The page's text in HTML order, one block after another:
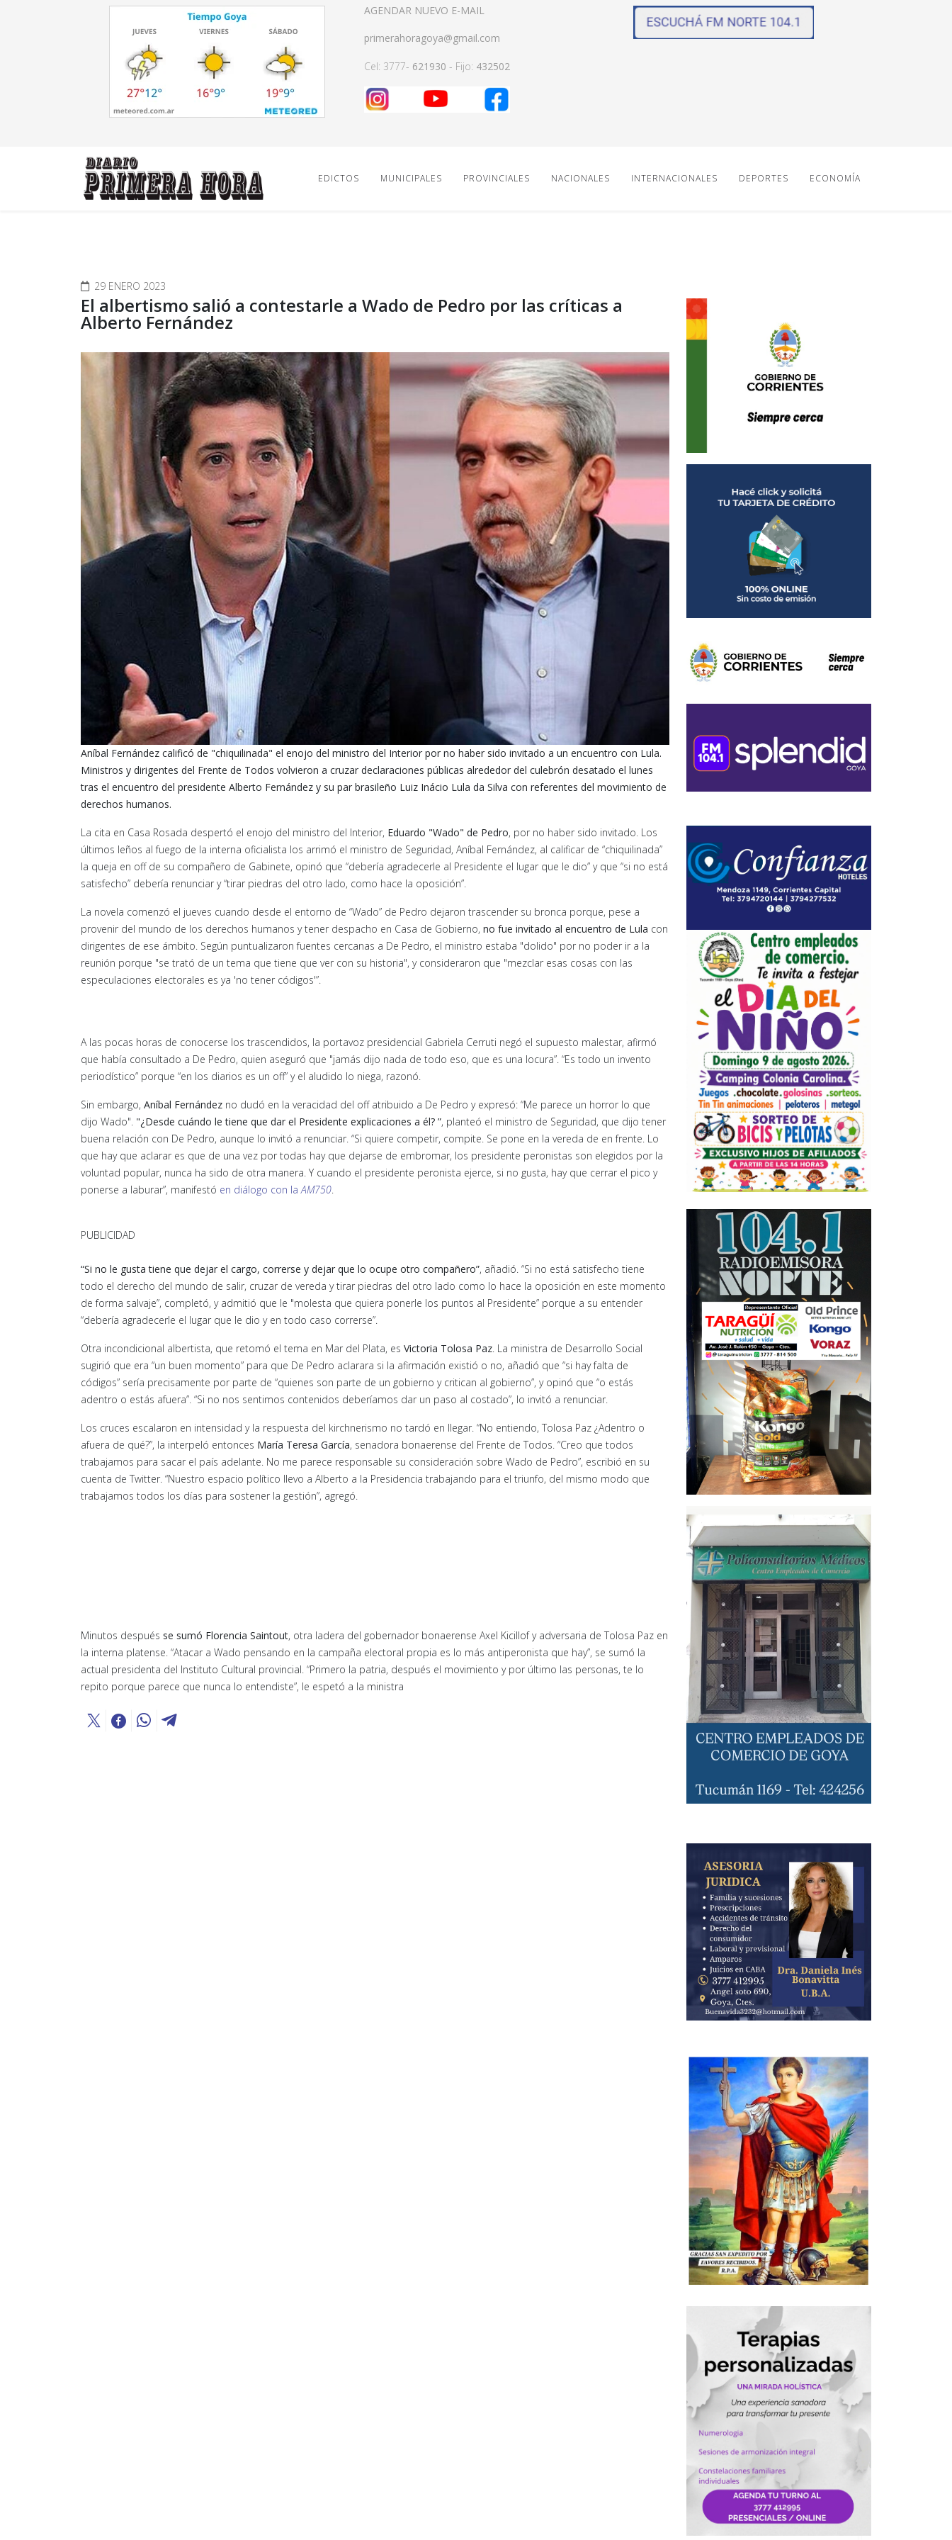
AGENDAR NUEVO E-MAIL
primerahoragoya@gmail.com
Cel: 3777- 621930 - Fijo: 432502
EDICTOS MUNICIPALES PROVINCIALES NACIONALES INTERNACIONALES DEPORTES ECONOMÍA
29 ENERO 2023
El albertismo salió a contestarle a Wado de Pedro por las críticas a
Alberto Fernández
Aníbal Fernández calificó de "chiquilinada" el enojo del ministro del Interior por no haber sido invitado a un encuentro con Lula.
Ministros y dirigentes del Frente de Todos volvieron a cruzar declaraciones públicas alrededor del culebrón desatado el lunes
tras el encuentro del presidente Alberto Fernández y su par brasileño Luiz Inácio Lula da Silva con referentes del movimiento de
derechos humanos.
La cita en Casa Rosada despertó el enojo del ministro del Interior, Eduardo "Wado" de Pedro, por no haber sido invitado. Los
últimos leños al fuego de la interna oficialista los arrimó el ministro de Seguridad, Aníbal Fernández, al calificar de “chiquilinada”
la queja en off de su compañero de Gabinete, opinó que “debería agradecerle al Presidente el lugar que le dio” y que “si no está
satisfecho” debería renunciar y “tirar piedras del otro lado, como hace la oposición”.
La novela comenzó el jueves cuando desde el entorno de “Wado” de Pedro dejaron trascender su bronca porque, pese a
provenir del mundo de los derechos humanos y tener despacho en Casa de Gobierno, no fue invitado al encuentro de Lula con
dirigentes de ese ámbito. Según puntualizaron fuentes cercanas a De Pedro, el ministro estaba "dolido" por no poder ir a la
reunión porque "se trató de un tema que tiene que ver con su historia", y consideraron que "mezclar esas cosas con las
especulaciones electorales es ya 'no tener códigos'”.
A las pocas horas de conocerse los trascendidos, la portavoz presidencial Gabriela Cerruti negó el supuesto malestar, afirmó
que había consultado a De Pedro, quien aseguró que "jamás dijo nada de todo eso, que es una locura”. “Es todo un invento
periodístico” porque “en los diarios es un off” y el aludido lo niega, razonó.
Sin embargo, Aníbal Fernández no dudó en la veracidad del off atribuido a De Pedro y expresó: “Me parece un horror lo que
dijo Wado". "¿Desde cuándo le tiene que dar el Presidente explicaciones a él? ”, planteó el ministro de Seguridad, que dijo tener
buena relación con De Pedro, aunque lo invitó a renunciar. “Si quiere competir, compite. Se pone en la vereda de en frente. Lo
que hay que aclarar es que de una vez por todas hay que dejarse de embromar, los presidente peronistas son elegidos por la
voluntad popular, nunca ha sido de otra manera. Y cuando el presidente peronista ejerce, si no gusta, hay que cerrar el pico y
ponerse a laburar”, manifestó en diálogo con laAM750.
PUBLICIDAD
“Si no le gusta tiene que dejar el cargo, correrse y dejar que lo ocupe otro compañero”, añadió. “Si no está satisfecho tiene
todo el derecho del mundo de salir, cruzar de vereda y tirar piedras del otro lado como lo hace la oposición en este momento
de forma salvaje”, completó, y admitió que le "molesta que quiera ponerle los puntos al Presidente” porque a su entender
“debería agradecerle el lugar que le dio y en todo caso correrse”.
Otra incondicional albertista, que retomó el tema en Mar del Plata, es Victoria Tolosa Paz. La ministra de Desarrollo Social
sugirió que era “un buen momento” para que De Pedro aclarara si la afirmación existió o no, añadió que “si hay falta de
códigos” sería precisamente por parte de “quienes son parte de un gobierno y critican al gobierno”, y opinó que “o estás
adentro o estás afuera”. “Si no nos sentimos contenidos deberíamos dar un paso al costado”, lo invitó a renunciar.
Los cruces escalaron en intensidad y la respuesta del kirchnerismo no tardó en llegar. “No entiendo, Tolosa Paz ¿Adentro o
afuera de qué?”, la interpeló entonces María Teresa García, senadora bonaerense del Frente de Todos. “Creo que todos
trabajamos para sacar el país adelante. No me parece responsable su consideración sobre Wado de Pedro”, escribió en su
cuenta de Twitter. “Nuestro espacio político llevo a Alberto a la Presidencia trabajando para el triunfo, del mismo modo que
trabajamos todos los días para sostener la gestión”, agregó.
Minutos después se sumó Florencia Saintout, otra ladera del gobernador bonaerense Axel Kicillof y adversaria de Tolosa Paz en
la interna platense. “Atacar a Wado pensando en la campaña electoral propia es lo más antiperonista que hay”, se sumó la
actual presidenta del Instituto Cultural provincial. “Primero la patria, después el movimiento y por último las personas, te lo
repito porque parece que nunca lo entendiste”, le espetó a la ministra